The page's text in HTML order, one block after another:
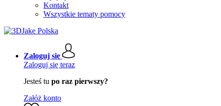
Kontakt
Wszystkie tematy pomocy
Zaloguj się
Zaloguj się teraz
Jesteś tu po raz pierwszy?
Załóż konto